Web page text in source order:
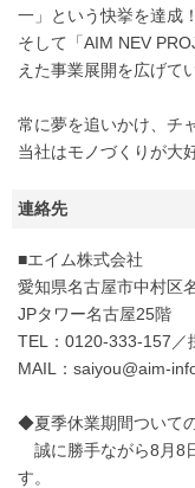
一」という快挙を達成！
そして「AIM NEV
えた事業展開を広げて
常に夢を追いかけ、チ
当社はモノづくりが大
連絡先
■エイム株式会社
愛知県名古屋市中村区
JPタワー名古屋25階
TEL：0120-333-157／
MAIL：saiyou@aim-
◆夏季休業期間ついて
誠に勝手ながら8月8
す。